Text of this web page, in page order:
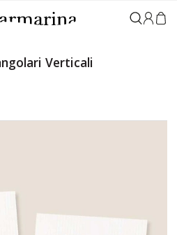
Accedi
Verticali